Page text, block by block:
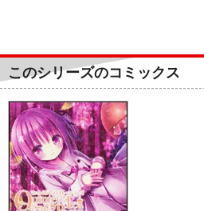
このシリーズのコミックス